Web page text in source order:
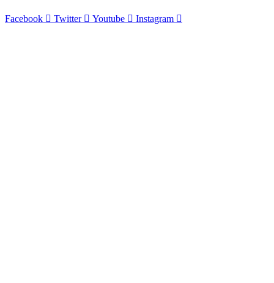
Facebook Twitter Youtube Instagram